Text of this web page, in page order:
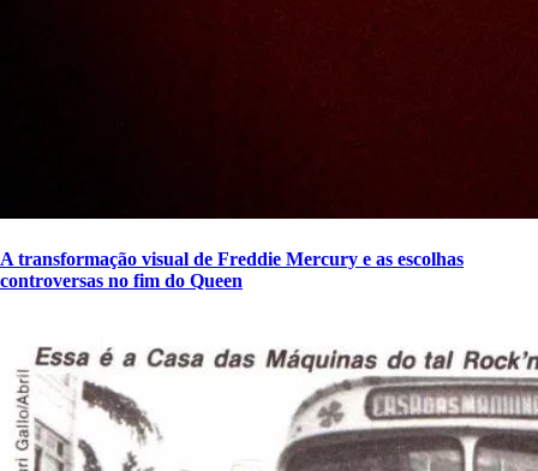
A transformação visual de Freddie Mercury e as escolhas
controversas no fim do Queen